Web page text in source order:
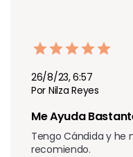
26/8/23, 6:57
Por Nilza Reyes
Me Ayuda
Tengo Cándida y he
recomiendo.